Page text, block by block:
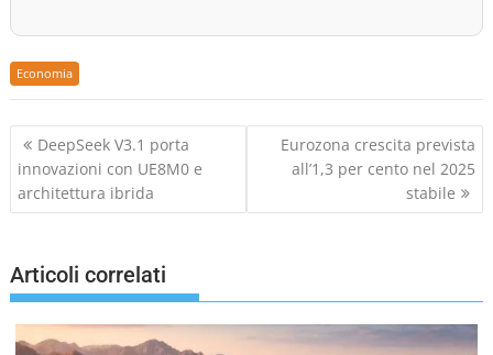
Economia
N
a
v
i
a
z
o
DeepSeek V3.1 porta
innovazioni con UE8M0 e
architettura ibrida
Eurozona crescita prevista
all’1,3 per cento nel 2025
stabile
Articoli correlati